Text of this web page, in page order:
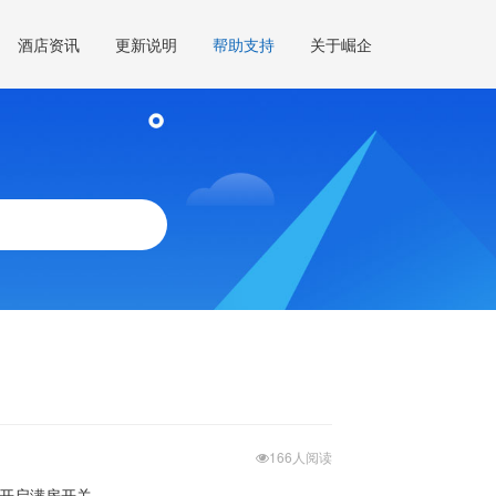
酒店资讯 更新说明 帮助支持 关于崛企
166人阅读